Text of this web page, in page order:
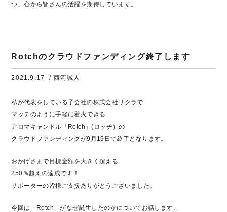
つ、心から皆さんの活躍を期待しています。
Rotchのクラウドファンディング終了します
2021.9.17 / 西河誠人
私が代表をしている子会社の株式会社リクラで
マッチのように手軽に着火できる
アロマキャンドル「Rotch」(ロッチ）の
クラウドファンディングが9月19日で終了となります。
おかげさまで目標金額を大きく超える
250％超えの達成です！
サポーターの皆様ご支援ありがとうございました。
今回は「Rotch」がなぜ誕生したのかについてお話します。